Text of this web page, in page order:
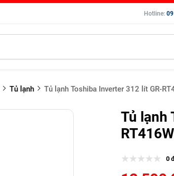
Hotline:
Tủ lạnh Tủ lạnh Toshiba Inverter 312 lít GR-
Tủ lạnh
0